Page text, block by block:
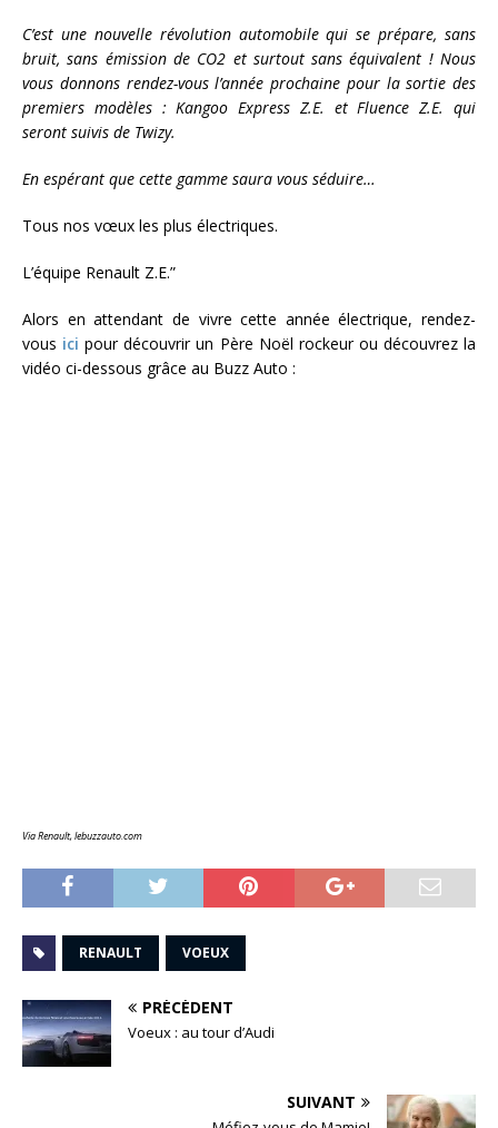
C’est une nouvelle révolution automobile qui se prépare, sans
bruit, sans émission de CO2 et surtout sans équivalent ! Nous
vous donnons rendez-vous l’année prochaine pour la sortie des
premiers modèles : Kangoo Express Z.E. et Fluence Z.E. qui
seront suivis de Twizy.
En espérant que cette gamme saura vous séduire…
Tous nos vœux les plus électriques.
L’équipe Renault Z.E.”
Alors en attendant de vivre cette année électrique, rendez-
vous ici pour découvrir un Père Noël rockeur ou découvrez la
vidéo ci-dessous grâce au Buzz Auto :
Via Renault, lebuzzauto.com
RENAULT VOEUX
PRÉCÉDENT
Voeux : au tour d’Audi
SUIVANT